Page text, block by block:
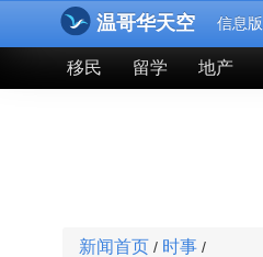
温哥华天空 信息版
移民 留学 地产
新闻首页 / 时事 /